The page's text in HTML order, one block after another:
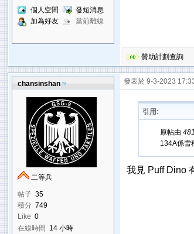
個人空間
發短消息
加為好友
當前離線
贊助計劃查詢
chansinshan
二等兵
帖子 35
積分 749
Like 0
在線時間 14 小時
發表於 9-3-2023
引用:
原帖由
134A係
我見 Puff Dino